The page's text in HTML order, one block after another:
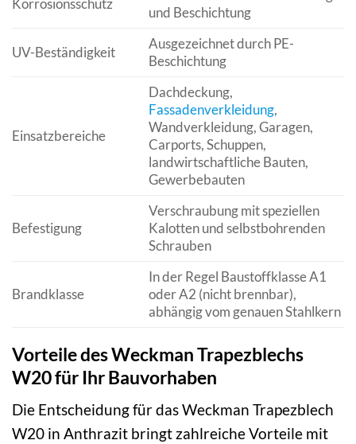
und Beschichtung
UV-Beständigkeit
Ausgezeichnet durch PE-
Beschichtung
Einsatzbereiche
Dachdeckung,
Fassadenverkleidung,
Wandverkleidung, Garagen,
Carports, Schuppen,
landwirtschaftliche Bauten,
Gewerbebauten
Befestigung
Verschraubung mit speziellen
Kalotten und selbstbohrenden
Schrauben
Brandklasse
In der Regel Baustoffklasse A1
oder A2 (nicht brennbar),
abhängig vom genauen Stahlkern
Vorteile des Weckman Trapezblechs
W20 für Ihr Bauvorhaben
Die Entscheidung für das Weckman Trapezblech
W20 in Anthrazit bringt zahlreiche Vorteile mit